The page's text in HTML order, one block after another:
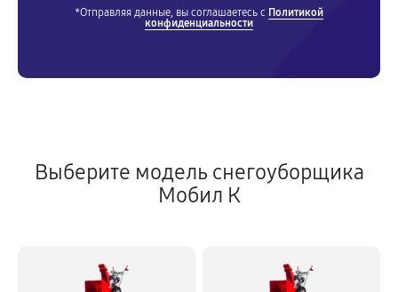
*Отправляя данные, вы соглашаетесь с Политикой
конфиденциальности
Выберите модель снегоуборщика
Мобил К